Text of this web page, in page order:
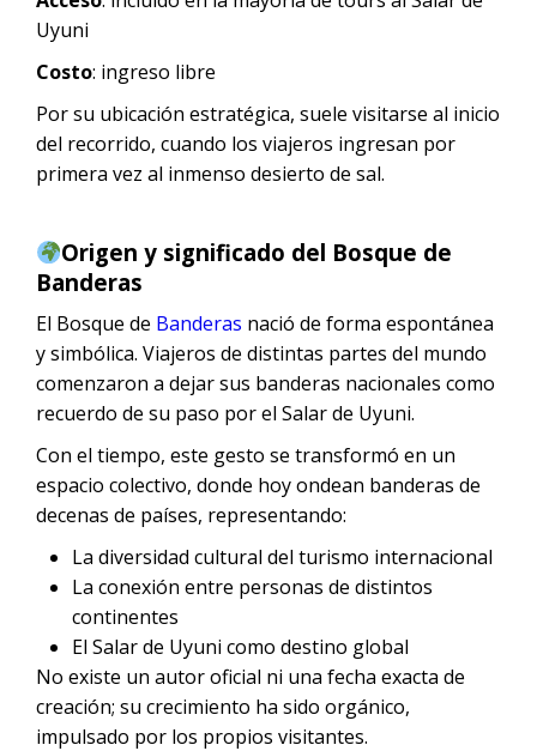
Uyuni
Costo: ingreso libre
Por su ubicación estratégica, suele visitarse al inicio
del recorrido, cuando los viajeros ingresan por
primera vez al inmenso desierto de sal.
Origen y significado del Bosque de
Banderas
El Bosque de Banderas nació de forma espontánea
y simbólica. Viajeros de distintas partes del mundo
comenzaron a dejar sus banderas nacionales como
recuerdo de su paso por el Salar de Uyuni.
Con el tiempo, este gesto se transformó en un
espacio colectivo, donde hoy ondean banderas de
decenas de países, representando:
La diversidad cultural del turismo internacional
La conexión entre personas de distintos
continentes
El Salar de Uyuni como destino global
No existe un autor oficial ni una fecha exacta de
creación; su crecimiento ha sido orgánico,
impulsado por los propios visitantes.